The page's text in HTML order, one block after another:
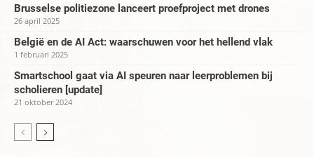
Brusselse politiezone lanceert proefproject met drones
26 april 2025
België en de AI Act: waarschuwen voor het hellend vlak
1 februari 2025
Smartschool gaat via AI speuren naar leerproblemen bij
scholieren [update]
21 oktober 2024